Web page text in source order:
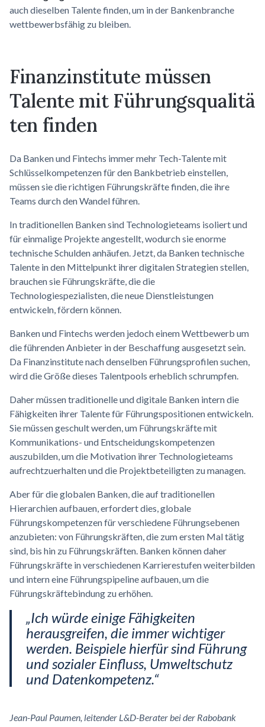
auch dieselben Talente finden, um in der Bankenbranche
wettbewerbsfähig zu bleiben.
Finanzinstitute müssen
Talente mitFührungsqualitä
ten finden
Da Banken und Fintechs immer mehr Tech-Talente mit
Schlüsselkompetenzen für den Bankbetrieb einstellen,
müssen sie die richtigen Führungskräfte finden, die ihre
Teams durch den Wandel führen.
In traditionellen Banken sind Technologieteams isoliert und
für einmalige Projekte angestellt, wodurch sie enorme
technische Schulden anhäufen. Jetzt, da Banken technische
Talente in den Mittelpunkt ihrer digitalen Strategien stellen,
brauchen sie Führungskräfte, die die
Technologiespezialisten, die neue Dienstleistungen
entwickeln, fördern können.
Banken und Fintechs werden jedoch einem Wettbewerb um
die führenden Anbieter in der Beschaffung ausgesetzt sein.
Da Finanzinstitute nach denselben Führungsprofilen suchen,
wird die Größe dieses Talentpools erheblich schrumpfen.
Daher müssen traditionelle und digitale Banken intern die
Fähigkeiten ihrer Talente für Führungspositionen entwickeln.
Sie müssen geschult werden, um Führungskräfte mit
Kommunikations- und Entscheidungskompetenzen
auszubilden, um die Motivation ihrer Technologieteams
aufrechtzuerhalten und die Projektbeteiligten zu managen.
Aber für die globalen Banken, die auf traditionellen
Hierarchien aufbauen, erfordert dies, globale
Führungskompetenzen für verschiedene Führungsebenen
anzubieten: von Führungskräften, die zum ersten Mal tätig
sind, bis hin zu Führungskräften. Banken können daher
Führungskräfte in verschiedenen Karrierestufen weiterbilden
und intern eine Führungspipeline aufbauen, um die
Führungskräftebindung zu erhöhen.
„Ich würde einige Fähigkeiten
herausgreifen, die immer wichtiger
werden. Beispiele hierfür sind Führung
und sozialer Einfluss, Umweltschutz
und Datenkompetenz.“
Jean-Paul Paumen, leitender L&D-Berater bei der Rabobank